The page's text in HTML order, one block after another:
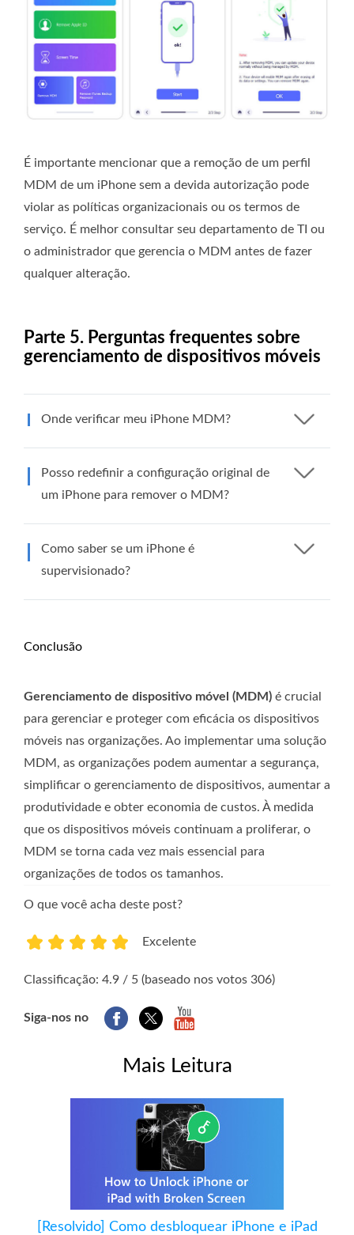
É importante mencionar que a remoção de um perfil
MDM de um iPhone sem a devida autorização pode
violar as políticas organizacionais ou os termos de
serviço. É melhor consultar seu departamento de TI ou
o administrador que gerencia o MDM antes de fazer
qualquer alteração.
Parte 5. Perguntas frequentes sobre
gerenciamento de dispositivos móveis
Onde verificar meu iPhone MDM?
Posso redefinir a configuração original de
um iPhone para remover o MDM?
Como saber se um iPhone é
supervisionado?
Conclusão
Gerenciamento de dispositivo móvel (MDM) é crucial
para gerenciar e proteger com eficácia os dispositivos
móveis nas organizações. Ao implementar uma solução
MDM, as organizações podem aumentar a segurança,
simplificar o gerenciamento de dispositivos, aumentar a
produtividade e obter economia de custos. À medida
que os dispositivos móveis continuam a proliferar, o
MDM se torna cada vez mais essencial para
organizações de todos os tamanhos.
O que você acha deste post?
Excelente
Classificação: 4.9 / 5 (baseado nos votos 306)
Siga-nos no
Mais Leitura
[Resolvido] Como desbloquear iPhone e iPad